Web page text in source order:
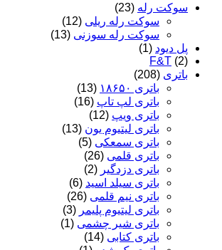
سوکت رله (23)
سوکت رله ریلی (12)
سوکت رله سوزنی (13)
پل دیود (1)
F&T (2)
باتری (208)
باتری ۱۸۶۵۰
(13)
باتری لپ تاپ (16)
باتری ویپ (12)
باتری لیتیوم یون (13)
باتری سمعکی (5)
باتری قلمی (26)
باتری دزدگیر (2)
باتری سیلد اسید (6)
باتری نیم قلمی (26)
باتری لیتیوم پلیمر (3)
باتری شیر چشمی (1)
باتری کتابی (14)